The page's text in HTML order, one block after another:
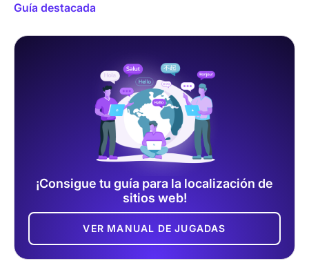
Guía destacada
¡Consigue tu guía para la localización de
sitios web!
VER MANUAL DE JUGADAS